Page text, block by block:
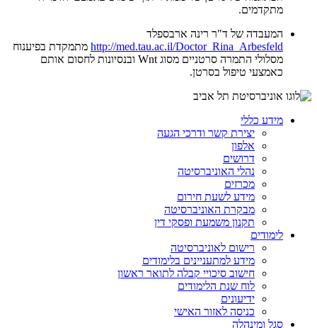
מתקדמים.
המעבדה של ד"ר רינה ארבספלד
http://med.tau.ac.il/Doctor_Rina_Arbesfeld מתמקדת בפיענוח
מסלולי התמרה סרטניים מסוג Wnt ובנסיונות לחסום אותם
כאמצעי טיפול בסרטן.
מידע כללי
יצירת קשר ודרכי הגעה
אלפון
דרושים
נהלי האוניברסיטה
מכרזים
מידע לשעת חירום
מבקרת האוניברסיטה
תקנון משמעת ופסקי דין
לימודים
רישום לאוניברסיטה
מידע למתעניינים בלימודים
חישוב סיכויי קבלה לתואר ראשון
לוח שנת הלימודים
ידיעונים
כניסה לאזור האישי
סגל ומינהלה